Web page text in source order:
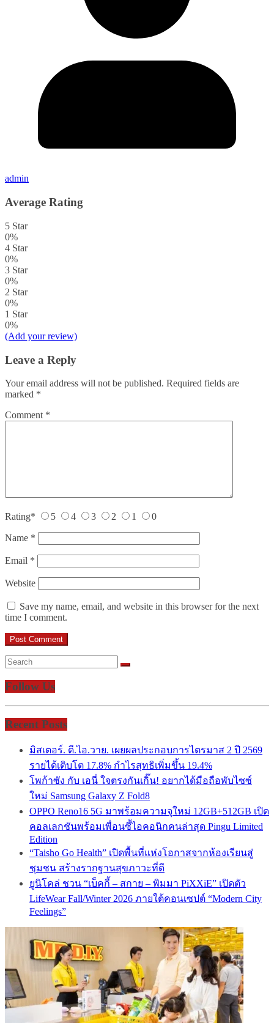
admin
Average Rating
5 Star
0%
4 Star
0%
3 Star
0%
2 Star
0%
1 Star
0%
(Add your review)
Leave a Reply
Your email address will not be published. Required fields are
marked *
Comment *
Rating* 5 4 3 2 1 0
Name *
Email *
Website
Save my name, email, and website in this browser for the next
time I comment.
Follow Us
Recent Posts
มิสเตอร์. ดี.ไอ.วาย. เผยผลประกอบการไตรมาส 2 ปี 2569
รายได้เติบโต 17.8% กำไรสุทธิเพิ่มขึ้น 19.4%
โพก้าซัง กับ เอนี่ ใจตรงกันเกิ๊น! อยากได้มือถือพับไซซ์
ใหม่ Samsung Galaxy Z Fold8
OPPO Reno16 5G มาพร้อมความจุใหม่ 12GB+512GB เปิด
คอลเลกชันพร้อมเพื่อนซี้ไอคอนิกคนล่าสุด Pingu Limited
Edition
“Taisho Go Health” เปิดพื้นที่แห่งโอกาสจากห้องเรียนสู่
ชุมชน สร้างรากฐานสุขภาวะที่ดี
ยูนิโคล่ ชวน “เบ็คกี้ – สกาย – พิมมา PiXXiE” เปิดตัว
LifeWear Fall/Winter 2026 ภายใต้คอนเซปต์ “Modern City
Feelings”